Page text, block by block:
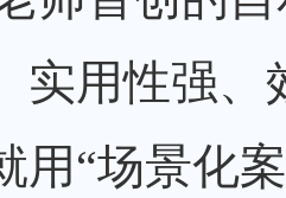
实用性强、
用 “场景化